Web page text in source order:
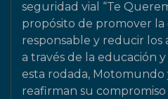
seguridad vial “Te
propósito de promover
responsable y reducir los
a través de la educación y
esta rodada,
reafirman su